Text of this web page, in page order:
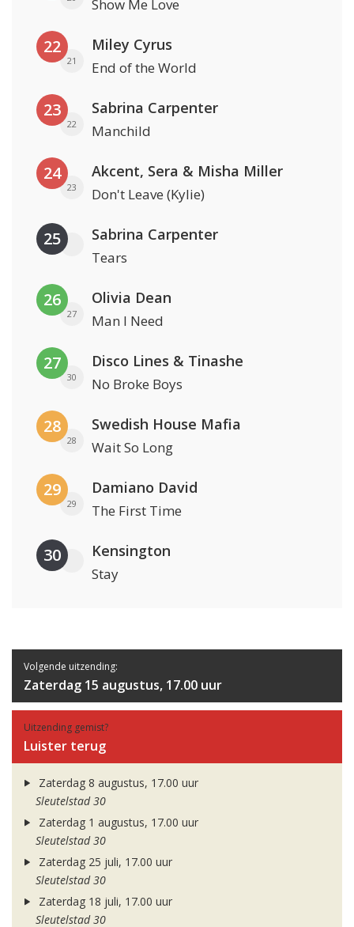
Show Me Love
22
21
Miley Cyrus
End of the World
23
22
Sabrina Carpenter
Manchild
24
23
Akcent, Sera & Misha Miller
Don't Leave (Kylie)
25 Sabrina Carpenter
Tears
26
27
Olivia Dean
Man I Need
27
30
Disco Lines & Tinashe
No Broke Boys
28
28
Swedish House Mafia
Wait So Long
29
29
Damiano David
The First Time
30 Kensington
Stay
Volgende uitzending:
Zaterdag 15 augustus, 17.00 uur
Uitzending gemist?
Luister terug
Zaterdag 8 augustus, 17.00 uur
Sleutelstad 30
Zaterdag 1 augustus, 17.00 uur
Sleutelstad 30
Zaterdag 25 juli, 17.00 uur
Sleutelstad 30
Zaterdag 18 juli, 17.00 uur
Sleutelstad 30